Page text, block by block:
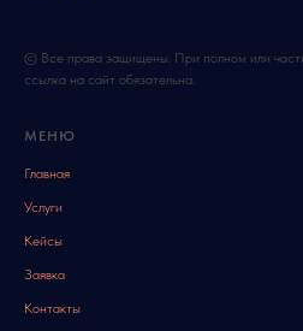
© Все права защищены. При полном или
ссылка на сайт обязательна.
МЕНЮ
Главная
Услуги
Кейсы
Заявка
Контакты